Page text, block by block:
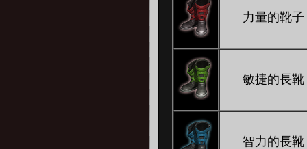
力量的靴子
敏捷的長靴
智力的長靴